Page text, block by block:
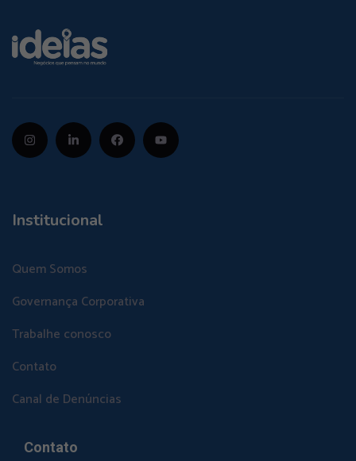
Institucional
Quem Somos
Governança Corporativa
Trabalhe conosco
Contato
Canal de Denúncias
Contato